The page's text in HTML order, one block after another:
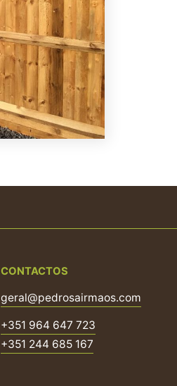
CONTACTOS
geral@pedrosairmaos.com
+351 964 647 723
+351 244 685 167